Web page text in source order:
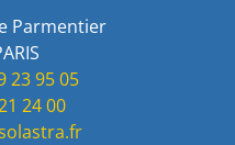
Parmentier
23 95 05
24 00